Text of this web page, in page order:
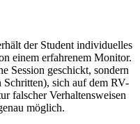
der Student individuelles
einem erfahrenem Monitor.
Session geschickt, sondern
sich auf dem RV-
falscher Verhaltensweisen
möglich.